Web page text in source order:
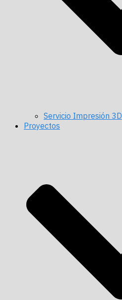
Servicio Impresión 3D
Proyectos